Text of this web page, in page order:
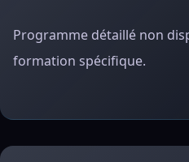
Programme détaillé non
formation spécifique.